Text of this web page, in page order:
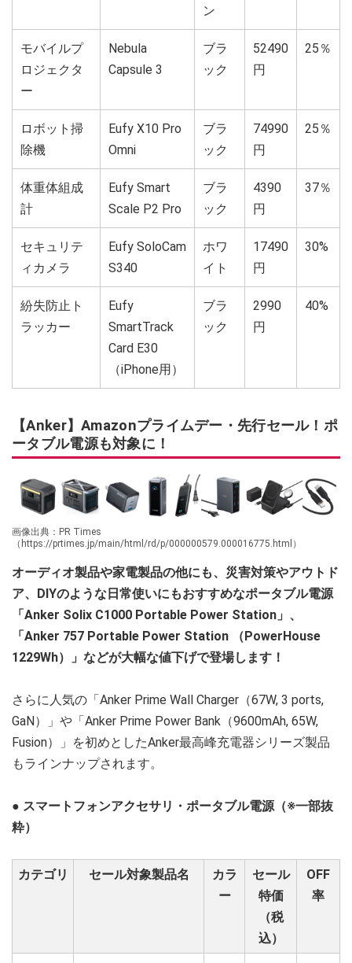
ン
モバイルプ
ロジェクタ
ー
Nebula
Capsule 3
ブラ
ック
52490
円
25％
ロボット掃
除機
Eufy X10 Pro
Omni
ブラ
ック
74990
円
25％
体重体組成
計
Eufy Smart
Scale P2 Pro
ブラ
ック
4390
円
37％
セキュリテ
ィカメラ
Eufy SoloCam
S340
ホワ
イト
17490
円
30%
紛失防止ト
ラッカー
Eufy
SmartTrack
Card E30
（iPhone用）
ブラ
ック
2990
円
40%
【Anker】Amazonプライムデー・先行セール！ポ
ータブル電源も対象に！
画像出典：PR Times
（https://prtimes.jp/main/html/rd/p/000000579.000016775.html）
オーディオ製品や家電製品の他にも、災害対策やアウトド
ア、DIYのような日常使いにもおすすめなポータブル電源
「Anker Solix C1000 Portable Power Station」、
「Anker 757 Portable Power Station （PowerHouse
1229Wh）」などが大幅な値下げで登場します！
さらに人気の「Anker Prime Wall Charger（67W, 3 ports,
GaN）」や「Anker Prime Power Bank（9600mAh, 65W,
Fusion）」を初めとしたAnker最高峰充電器シリーズ製品
もラインナップされます。
● スマートフォンアクセサリ・ポータブル電源（※一部抜
粋）
カテゴリ セール対象製品名
カラ
ー
セール
特価
（税
込）
OFF
率